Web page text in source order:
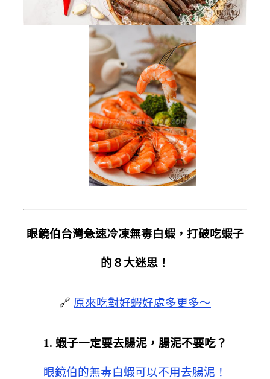
眼鏡伯台灣急速冷凍無毒白蝦，打破吃蝦子
的８大迷思！
🔗 原來吃對好蝦好處多更多～
1. 蝦子一定要去腸泥，腸泥不要吃？
眼鏡伯的無毒白蝦可以不用去腸泥！